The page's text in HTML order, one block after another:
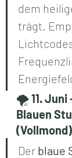
dem
trägt.
🌪️ 11.
Blauen
(Vollmond)
Der blaue